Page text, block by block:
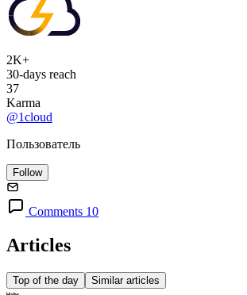
2K+
30-days reach
37
Karma
@1cloud
Пользователь
Follow
Comments 10
Articles
Top of the day Similar articles